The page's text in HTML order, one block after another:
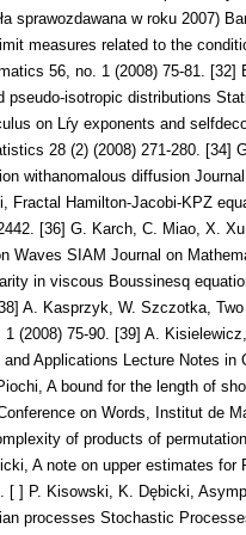
sprawozdawana w roku 2007)
measures related to the
56, no. 1 (2008) 75-81.
pseudo-isotropic distributions
on Lŕy exponents and
28 (2) (2008) 271-280.
withanomalous diffusion
Fractal Hamilton-Jacobi-KPZ
[36] G. Karch, C. Miao, X.
Waves SIAM Journal on
in viscous Boussinesq
A. Kasprzyk, W. Szczotka,
(2008) 75-90. [39] A.
Applications Lecture Notes
A bound for the length of
on Words, Institut de
of products of
A note on upper estimates
[ ] P. Kisowski, K. Dębicki,